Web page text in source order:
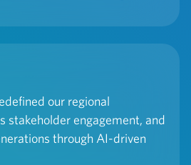
our regional
stakeholder engagement, and
through AI-driven